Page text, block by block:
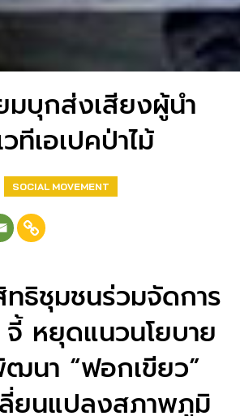
มบุกส่งเสียงผู้นำ
ทีเอเปคป่าไม้
SOCIAL MOVEMENT
ทธิชุมชนร่วมจัดการ
หยุดแนวนโยบาย
นา “ฟอกเขียว”
ลี่ยนแปลงสภาพภูมิ